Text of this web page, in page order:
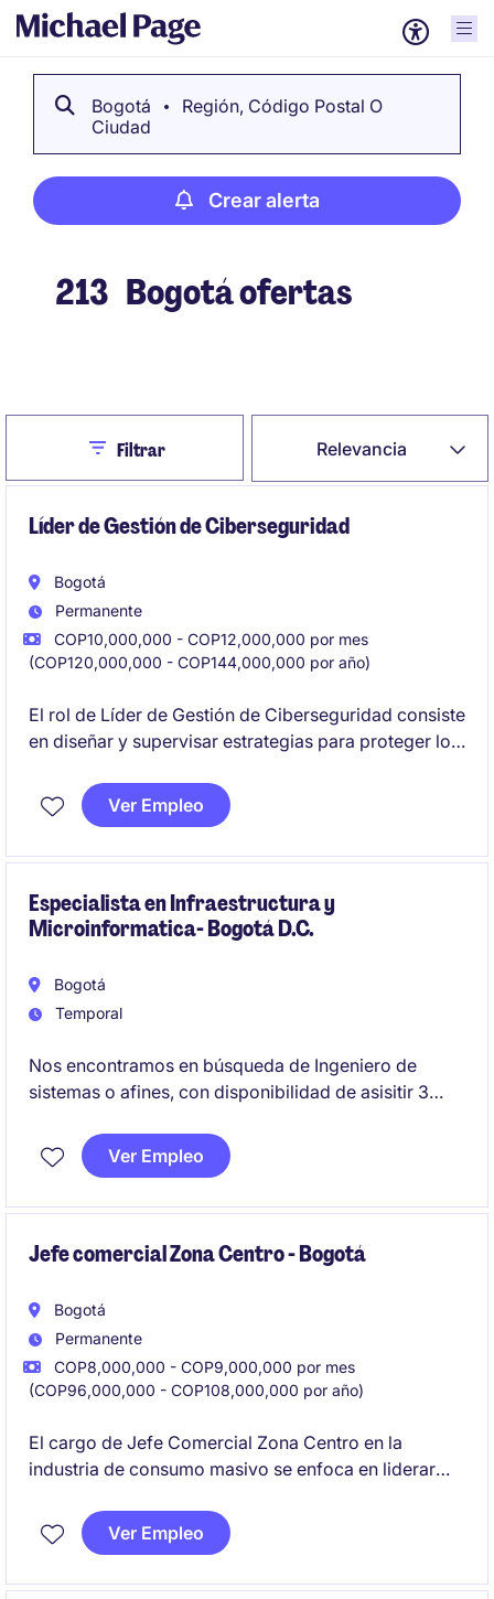
Bogotá
Región, Código Postal O
Ciudad
Crear alerta
213 Bogotá ofertas
Relevancia
CloseFiltrar
Líder de Gestión de Ciberseguridad
Bogotá
Permanente
COP10,000,000 - COP12,000,000 por mes
(COP120,000,000 - COP144,000,000 por año)
El rol de Líder de Gestión de Ciberseguridad consiste
en diseñar y supervisar estrategias para proteger los
servicios financieros. Se requiere experiencia en
tecnología y conocimientos avanzados en
Ver Empleo
Especialista en Infraestructura y
Microinformatica- Bogotá D.C.
Bogotá
Temporal
Nos encontramos en búsqueda de Ingeniero de
sistemas o afines, con disponibilidad de asisitir 3
5 años en administración
Directory, GPO, soporte de infraestructura, gestión
resolución de problemas.
Ver Empleo
Jefe comercial Zona Centro - Bogotá
Bogotá
Permanente
COP8,000,000 - COP9,000,000 por mes
(COP96,000,000 - COP108,000,000 por año)
El cargo de Jefe Comercial Zona Centro en la
industria de consumo masivo se enfoca en liderar
y fortalecer la presencia en el mercado.
Ver Empleo